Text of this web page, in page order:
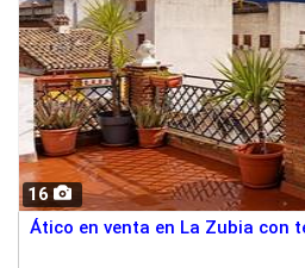
16
Ático en venta en La Zubia con